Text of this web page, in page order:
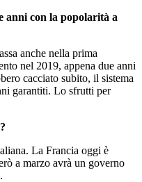
anni con la popolarità a
anche nella prima
nel 2019, appena due anni
cacciato subito, il sistema
garantiti. Lo sfrutti per
La Francia oggi è
a marzo avrà un governo